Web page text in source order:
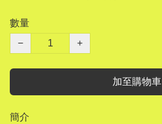
數量
−
+
加至購物車
簡介